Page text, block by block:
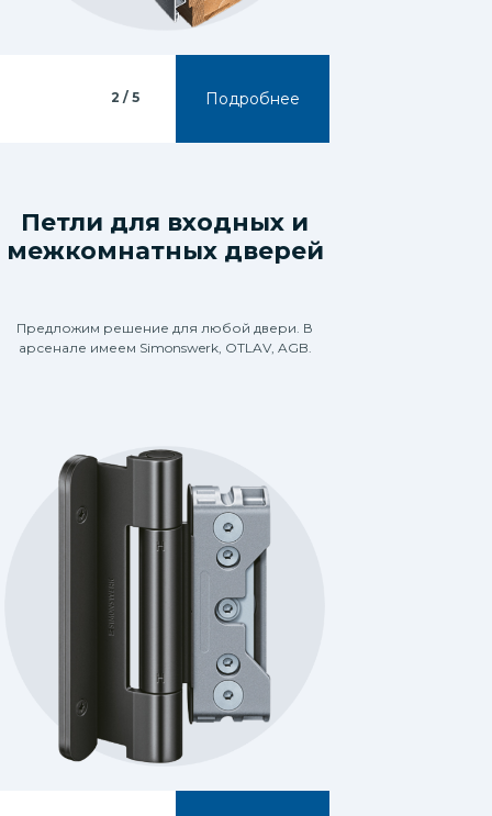
Подробнее
предложений
2 / 5
Петли для входных и
межкомнатных дверей
Предложим решение для любой двери. В
арсенале имеем Simonswerk, OTLAV, AGB.